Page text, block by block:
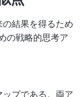
の結果を得るため
の戦略的思考ア
ップである。両ア